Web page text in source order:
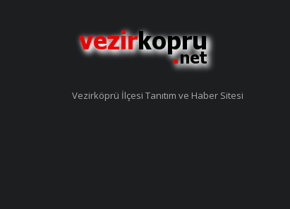
Vezirköprü İlçesi Tanıtım ve Haber Sitesi